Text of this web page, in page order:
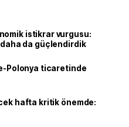
istikrar vurgusu:
daha da güçlendirdik
Polonya ticaretinde
hafta kritik önemde: